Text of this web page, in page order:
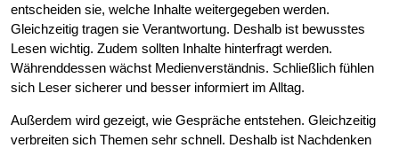
entscheiden sie, welche Inhalte weitergegeben werden.
Gleichzeitig tragen sie Verantwortung. Deshalb ist bewusstes
Lesen wichtig. Zudem sollten Inhalte hinterfragt werden.
Währenddessen wächst Medienverständnis. Schließlich fühlen
sich Leser sicherer und besser informiert im Alltag.
Außerdem wird gezeigt, wie Gespräche entstehen. Gleichzeitig
verbreiten sich Themen sehr schnell. Deshalb ist Nachdenken